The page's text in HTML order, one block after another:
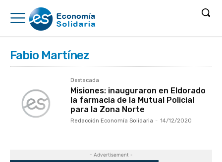
Fabio Martínez
Destacada
Misiones: inauguraron en Eldorado
la farmacia de la Mutual Policial
para la Zona Norte
Redacción Economía Solidaria - 14/12/2020
- Advertisement -